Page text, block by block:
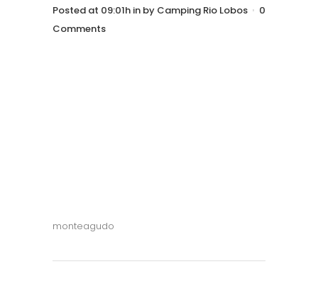
Posted at 09:01h in by Camping Rio Lobos
0
Comments
monteagudo